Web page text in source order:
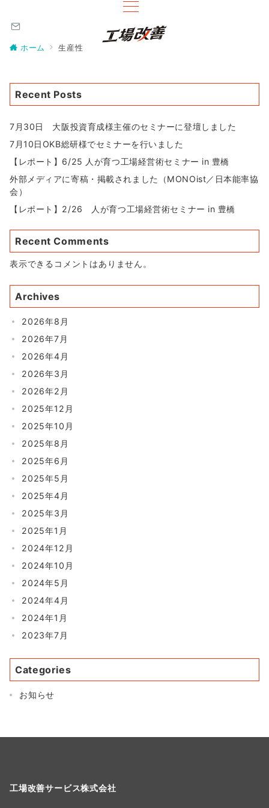
ホーム 生産性
Recent Posts
7月30日 大阪投資育成様主催のセミナーに登壇しました
7月10日OKB総研様でセミナーを行いました
【レポート】6/25 人が育つ工場経営術セミナー in 豊橋
外部メディアに寄稿・掲載されました（MONOist／日本能率協
会）
【レポート】2/26 人が育つ工場経営術セミナー in 豊橋
Recent Comments
表示できるコメントはありません。
Archives
2026年8月
2026年7月
2026年4月
2026年3月
2026年2月
2025年12月
2025年10月
2025年8月
2025年6月
2025年5月
2025年4月
2025年3月
2025年1月
2024年12月
2024年10月
2024年5月
2024年4月
2024年1月
2023年7月
Categories
お知らせ
工場改善サービス株式会社